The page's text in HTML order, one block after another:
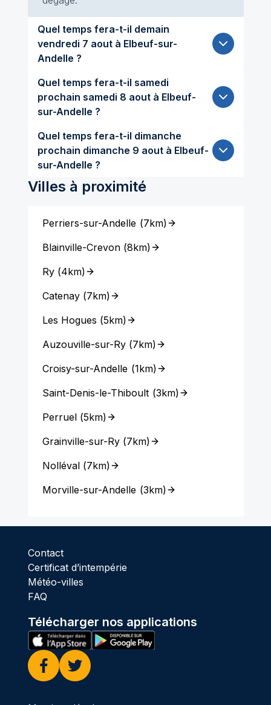
Quel temps fera-t-il demain
vendredi 7 aout à Elbeuf-sur-
Andelle ?
Quel temps fera-t-il samedi
prochain samedi 8 aout à Elbeuf-
sur-Andelle ?
Quel temps fera-t-il dimanche
prochain dimanche 9 aout à Elbeuf-
sur-Andelle ?
Villes à proximité
Perriers-sur-Andelle (7km)
Blainville-Crevon(8km)
Ry(4km)
Catenay(7km)
Les Hogues (5km)
Auzouville-sur-Ry(7km)
Croisy-sur-Andelle (1km)
Saint-Denis-le-Thiboult (3km)
Perruel(5km)
Grainville-sur-Ry(7km)
Nolléval(7km)
Morville-sur-Andelle (3km)
Contact
Certificat d’intempérie
Météo-villes
FAQ
Télécharger nos applications
Facebook
Twitter